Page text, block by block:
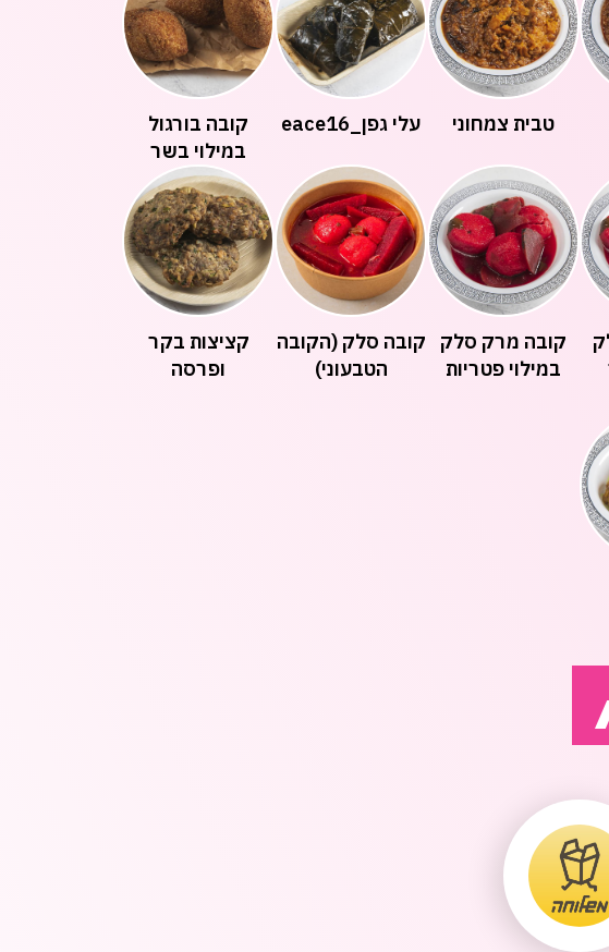
טבית צמחוני עלי גפן_eace16
קובה בורגול
במילוי בשר
קובה מרק סלק
במילוי פטריות
קובה סלק (הקובה
הטבעוני)
קציצות בקר
ופרסה